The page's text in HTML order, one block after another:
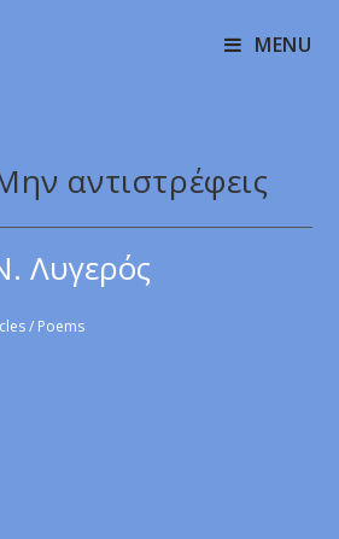
MENU
αντιστρέφεις
Λυγερός
/ Poems